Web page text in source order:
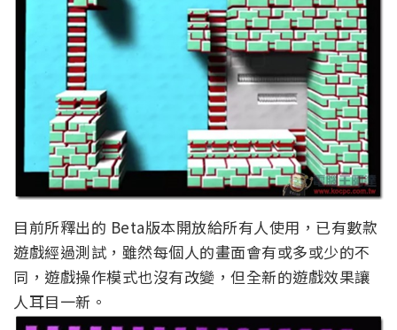
目前所釋出的 Beta版本開放給所有人使用，已有數款
遊戲經過測試，雖然每個人的畫面會有或多或少的不
同，遊戲操作模式也沒有改變，但全新的遊戲效果讓
人耳目一新。